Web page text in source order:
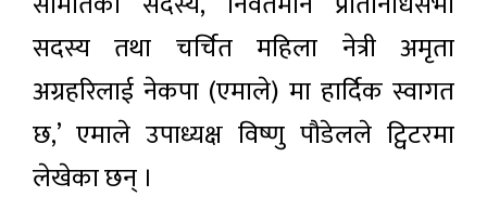
सदस्य तथा चर्चित महिला नेत्री अमृता
अग्रहरिलाई नेकपा (एमाले) मा हार्दिक स्वागत
छ,’ एमाले उपाध्यक्ष विष्णु पौडेलले ट्विटरमा
लेखेका छन् ।